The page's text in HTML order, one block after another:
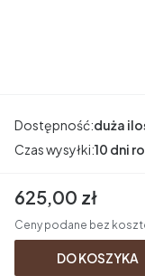
Dostępność:duża
Czas wysyłki:10 dni
Cena brutto
625,00 zł
Ceny podane bez
DO KOSZYKA